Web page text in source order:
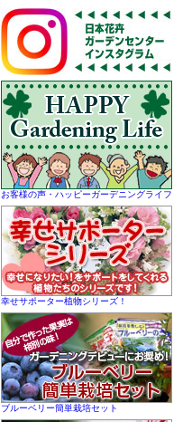
お客様の声・ハッピーガーデニングライフ
幸せサポーター植物シリーズ！
ブルーベリー簡単栽培セット